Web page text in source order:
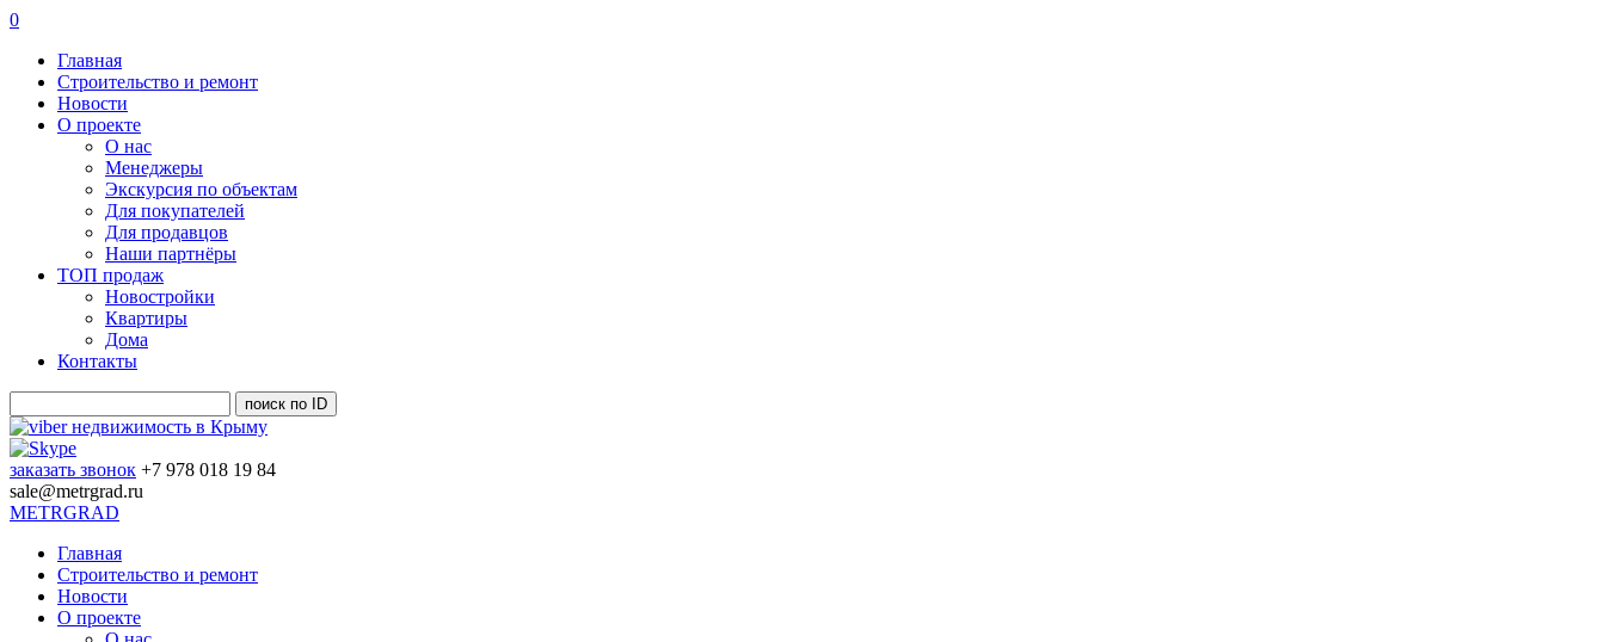
0
Главная
Строительство и ремонт
Новости
О проекте
О нас
Менеджеры
Экскурсия по объектам
Для покупателей
Для продавцов
Наши партнёры
ТОП продаж
Новостройки
Квартиры
Дома
Контакты
заказать звонок +7 978 018 19 84
sale@metrgrad.ru
METRGRAD
Главная
Строительство и ремонт
Новости
О проекте